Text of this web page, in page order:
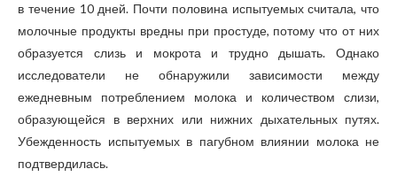
в течение 10 дней. Почти половина испытуемых считала, что
молочные продукты вредны при простуде, потому что от них
образуется слизь и мокрота и трудно дышать. Однако
исследователи не обнаружили зависимости между
ежедневным потреблением молока и количеством слизи,
образующейся в верхних или нижних дыхательных путях.
Убежденность испытуемых в пагубном влиянии молока не
подтвердилась.